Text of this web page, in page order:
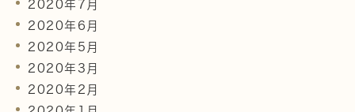
2020年7月
2020年6月
2020年5月
2020年3月
2020年2月